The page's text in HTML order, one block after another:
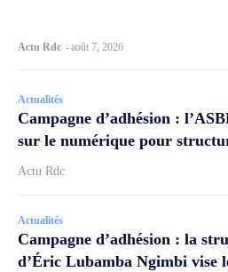
Actu Rdc -août 7, 2026
Actualités
Campagne d’adhésion :
sur le numérique pour
Actu Rdc
Actualités
Campagne d’adhésion : la
d’Éric Lubamba Ngimbi vise